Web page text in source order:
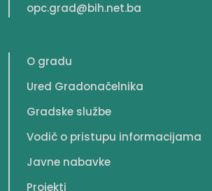
opc.grad@bih.net.ba
O gradu
Ured Gradonačelnika
Gradske službe
Vodič o pristupu informacijama
Javne nabavke
Projekti